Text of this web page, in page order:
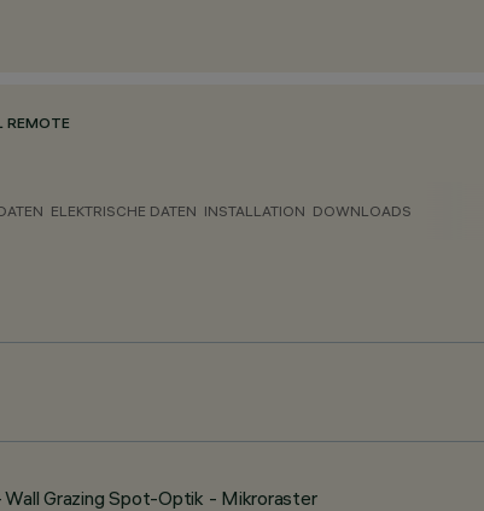
REMOTE
ELEKTRISCHE DATEN INSTALLATION DOWNLOADS
Grazing Spot-Optik - Mikroraster